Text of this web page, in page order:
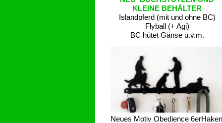
KLEINE BEHÄLTER
Islandpferd (mit und ohne BC)
Flyball (+ Agi)
BC hütet Gänse u.v.m.
Neues Motiv Obedience 6erHaken